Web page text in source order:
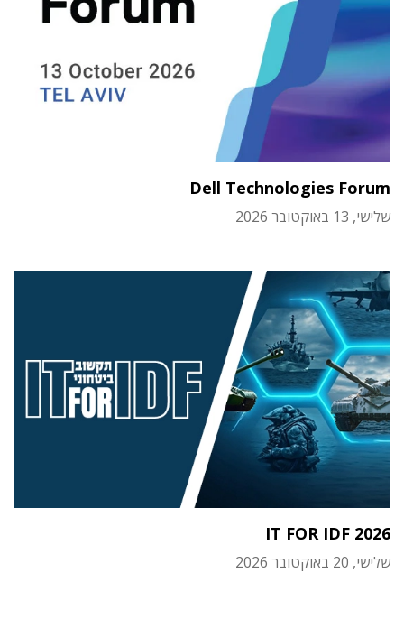
Dell Technologies Forum
שלישי, 13 באוקטובר 2026
IT FOR IDF 2026
שלישי, 20 באוקטובר 2026